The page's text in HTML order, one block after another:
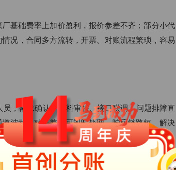
础费率上加价盈利，报价参差不齐；部分小代
况，合同多方流转，开票、对账流程繁琐，容易
，需求确认、资料审核、接口联调、问题排障直
波动、对账差异可即时处理，响应链路短、解决
递容易出现信息偏差；件审核、接口调试、故障